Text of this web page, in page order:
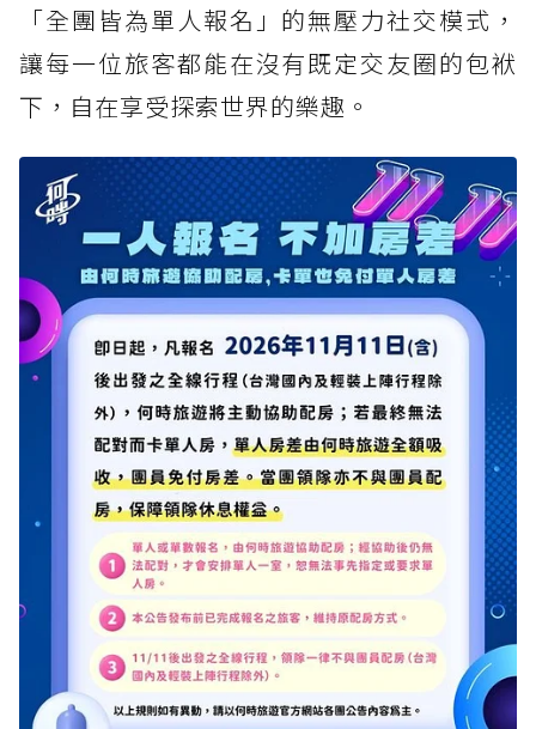
「全團皆為單人報名」的無壓力社交模式，
讓每一位旅客都能在沒有既定交友圈的包袱
下，自在享受探索世界的樂趣。